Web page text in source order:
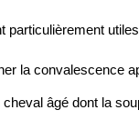
particulièrement
la convalescence
cheval âgé dont la